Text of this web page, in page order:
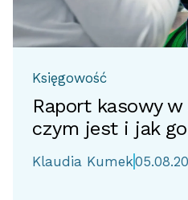
Księgowość
Raport kasowy
czym jest i jak
Klaudia Kumek